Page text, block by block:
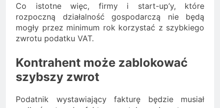
Co istotne więc, firmy i start-up’y, które
rozpoczną działalność gospodarczą nie będą
mogły przez minimum rok korzystać z szybkiego
zwrotu podatku VAT.
Kontrahent może zablokować
szybszy zwrot
Podatnik wystawiający fakturę będzie musiał